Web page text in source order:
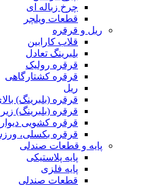
چرخ زباله ای
قطعات ویلچر
ریل و قرقره
قلاب کارابین
بلبرینگ تعادل
قرقره رولیک
قرقره کشتارگاهی
ریل
قرقره (بلبرینگ)
قرقره (بلبرینگ)
قرقره کشویی
قرقره بکسلی،
پایه و قطعات صندلی
پایه پلاستیکی
پایه فلزی
قطعات صندلی